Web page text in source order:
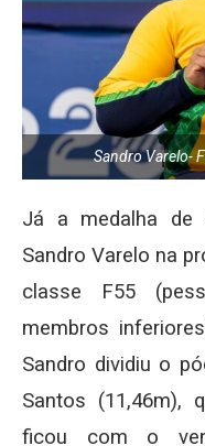
Sandro Varelo-
Já a medalha de
Sandro Varelo na
classe F55
membros
Sandro dividiu o
Santos (11,46m),
ficou com o